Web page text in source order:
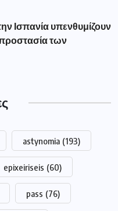
Ισπανία υπενθυμίζουν
των
astynomia (193)
epixeiriseis (60)
pass (76)